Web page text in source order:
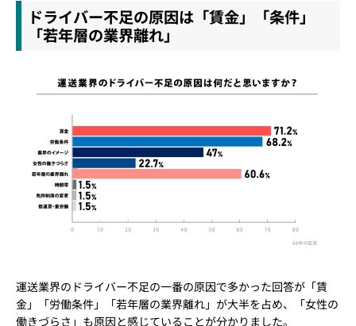
ドライバー不足の原因は「賃金」「条件」
「若年層の業界離れ」
運送業界のドライバー不足の一番の原因で多かった回答が「賃
金」「労働条件」「若年層の業界離れ」が大半を占め、「女性の
働きづらさ」も原因と感じていることが分かりました。